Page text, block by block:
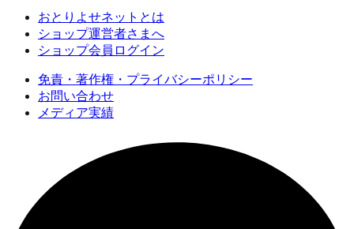
おとりよせネットとは
ショップ運営者さまへ
ショップ会員ログイン
免責・著作権・プライバシーポリシー
お問い合わせ
メディア実績